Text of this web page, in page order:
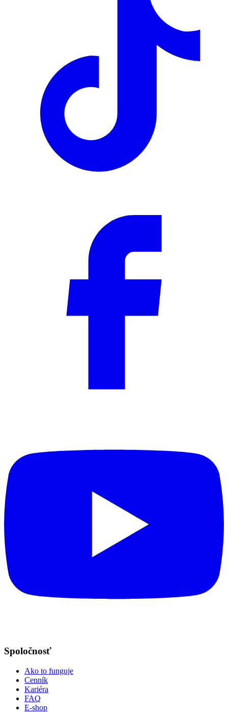
Spoločnosť
Ako to funguje
Cenník
Kariéra
FAQ
E-shop